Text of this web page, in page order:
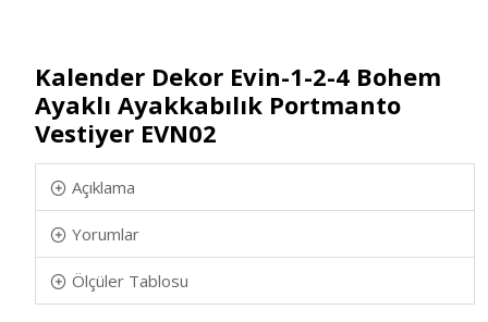
Kalender Dekor Evin-1-2-4 Bohem
Ayaklı Ayakkabılık Portmanto
Vestiyer EVN02
Açıklama
Yorumlar
Ölçüler Tablosu